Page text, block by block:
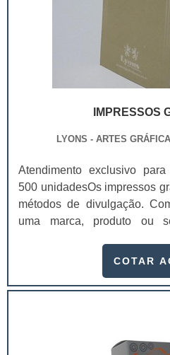
IMPRESSOS
LYONS - ARTES
Atendimento exclusivo
500 unidadesOs impressos
métodos de divulgação.
uma marca, produto ou
que, pela variedade, cada
divulgação.
COTAR